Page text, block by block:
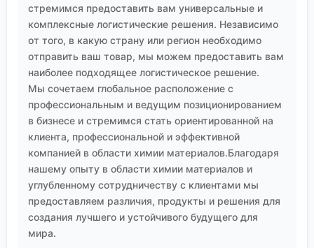
что для высокочувствительных систем
вулканизации чистота процесса — это не только
чистота сырья, но и чистота всего окружающего
производственного пространства.
Опыт работы с профильными поставщиками
В контексте производства современных
материалов для электроники, такого как уООО
Шэньян Ихуа Новые Материалы, выбор поставщика
вулканизирующих агентов — это стратегический
вопрос. Речь уже не просто о цене за килограмм, а
о стабильности параметров от партии к партии,
наличии полного пакета документов (включая
детальные спектры и отчёты по примесям), и
главное — о технической поддержке. Хороший
стремимся предоставить вам универсальные и
комплексные логистические решения. Независимо
от того, в какую страну или регион необходимо
отправить ваш товар, мы можем предоставить вам
наиболее подходящее логистическое решение.
Мы сочетаем глобальное расположение с
профессиональным и ведущим позиционированием
в бизнесе и стремимся стать ориентированной на
клиента, профессиональной и эффективной
компанией в области химии материалов.Благодаря
нашему опыту в области химии материалов и
углубленному сотрудничеству с клиентами мы
предоставляем различия, продукты и решения для
создания лучшего и устойчивого будущего для
мира.